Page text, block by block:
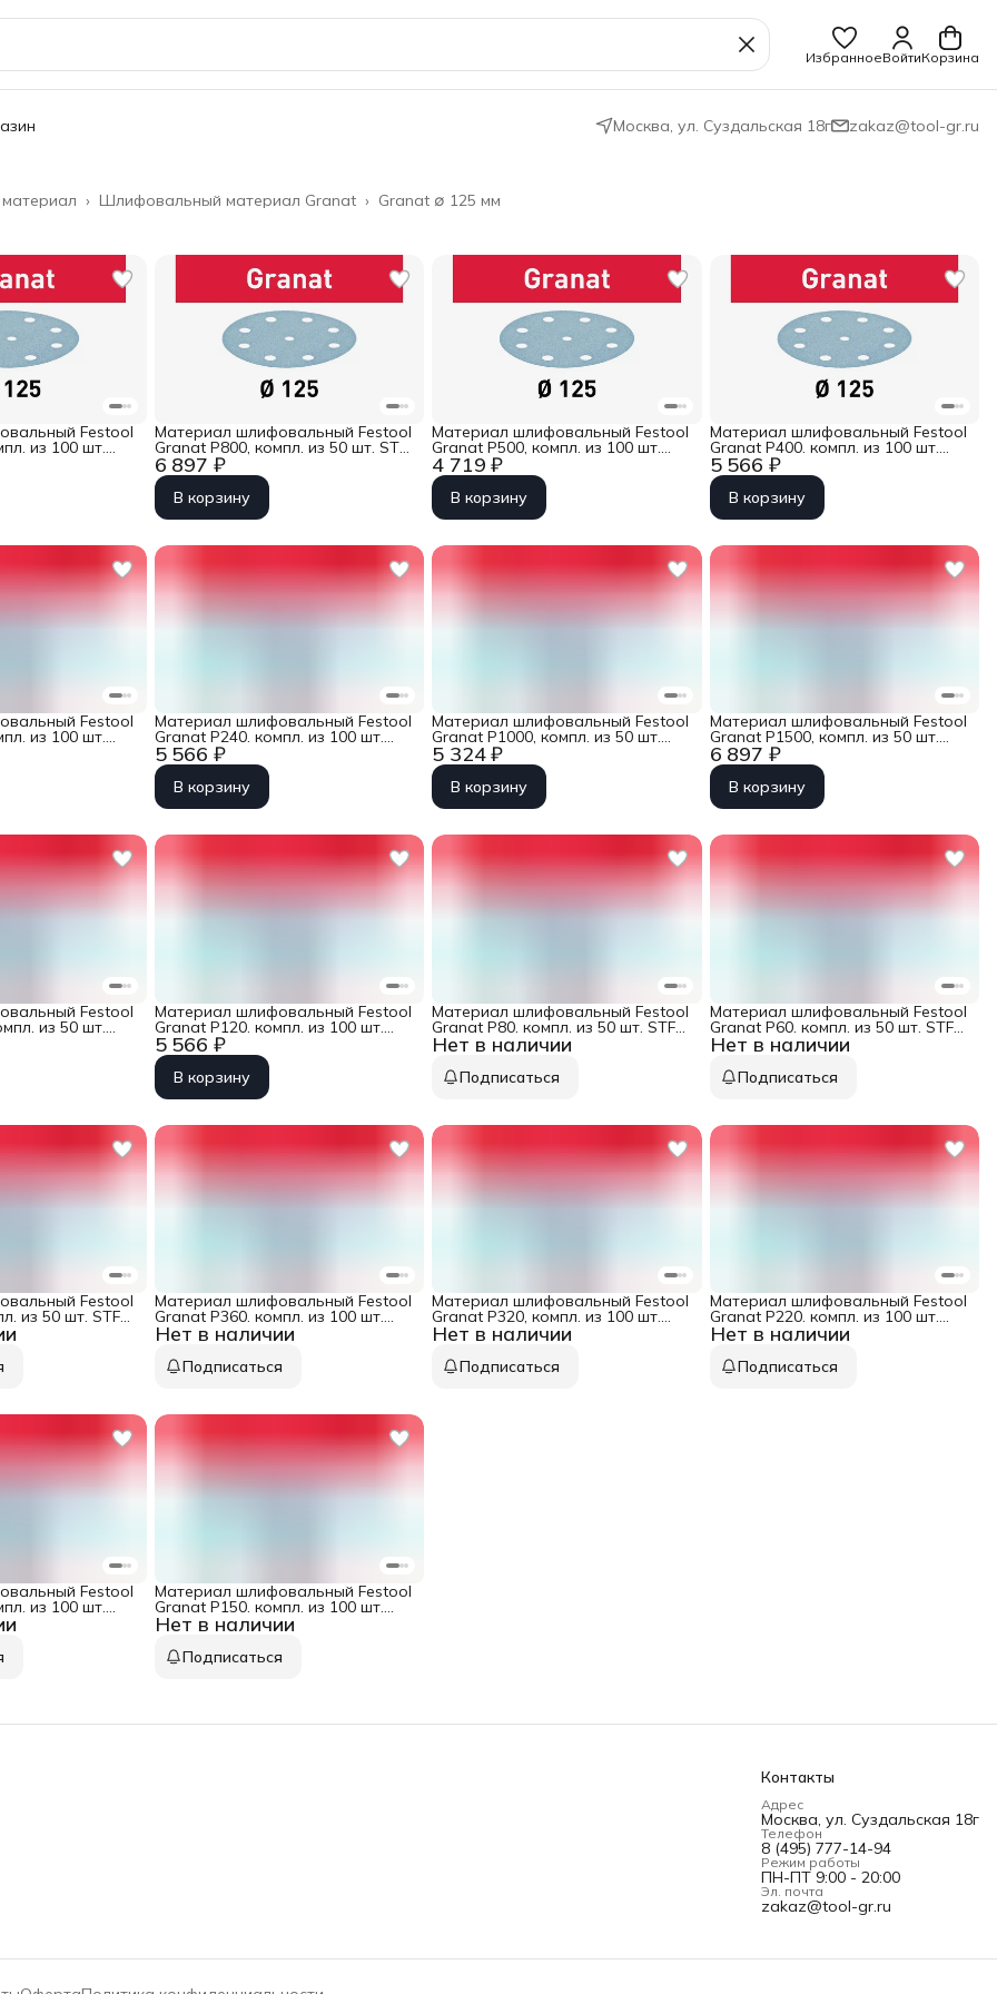
ИзбранноеВойтиКорзина
Москва, ул. Суздальская 18г zakaz@tool-gr.ru
Granat ∅ 125 мм
Шлифовальный материал Granat ›
›
Festool
из 100 шт.
100X
6 897 ₽
Материал шлифовальный Festool
Granat P800, компл. из 50 шт. STF
D125/90 P 800 GR 50X
В корзину
4 719 ₽
Материал шлифовальный Festool
Granat P500, компл. из 100 шт.
STF D125/9 P 500 GR 100X
В корзину
5 566 ₽
Материал шлифовальный Festool
Granat P400. компл. из 100 шт.
STF D125/9 P 400 GR 100X
В корзину
Festool
из 100 шт.
100X
5 566 ₽
Материал шлифовальный Festool
Granat P240. компл. из 100 шт.
STF D125/9 P 240 GR 100X
В корзину
5 324 ₽
Материал шлифовальный Festool
Granat P1000, компл. из 50 шт.
STF D125/90 P1000 GR 50X
В корзину
6 897 ₽
Материал шлифовальный Festool
Granat P1500, компл. из 50 шт.
STF D125/90 P1500 GR 50X
В корзину
Festool
из 50 шт.
GR 50X
5 566 ₽
Материал шлифовальный Festool
Granat P120. компл. из 100 шт.
STF D125/9 P 120 GR 100X
В корзину
Нет в наличии
Материал шлифовальный Festool
Granat P80. компл. из 50 шт. STF
D125/9 P 80 GR 50X
Подписаться
Нет в наличии
Материал шлифовальный Festool
Granat P60. компл. из 50 шт. STF
D125/9 P 60 GR 50X
Подписаться
Festool
из 50 шт. STF
Нет в наличии
Материал шлифовальный Festool
Granat P360. компл. из 100 шт.
STF D125/9 P 360 GR 100X
Подписаться
Нет в наличии
Материал шлифовальный Festool
Granat P320, компл. из 100 шт.
STF D125/9 P 320 GR 100X
Подписаться
Нет в наличии
Материал шлифовальный Festool
Granat P220. компл. из 100 шт.
STF D125/9 P 220 GR 100X
Подписаться
Festool
из 100 шт.
100X
Нет в наличии
Материал шлифовальный Festool
Granat P150. компл. из 100 шт.
STF D125/9 P 150 GR 100X
Подписаться
Контакты
Адрес
Москва, ул. Суздальская 18г
Телефон
8 (495) 777-14-94
Режим работы
ПН-ПТ 9:00 - 20:00
Эл. почта
zakaz@tool-gr.ru